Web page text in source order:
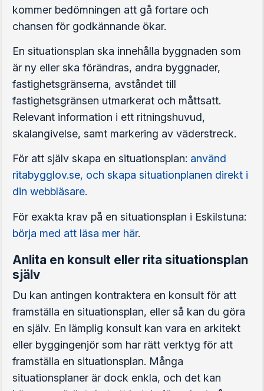
kommer bedömningen att gå fortare och
chansen för godkännande ökar.
En situationsplan ska innehålla byggnaden som
är ny eller ska förändras, andra byggnader,
fastighetsgränserna, avståndet till
fastighetsgränsen utmarkerat och måttsatt.
Relevant information i ett ritningshuvud,
skalangivelse, samt markering av väderstreck.
För att själv skapa en situationsplan: använd
ritabygglov.se, och skapa situationplanen direkt i
din webbläsare.
För exakta krav på en situationsplan i Eskilstuna:
börja med att läsa mer här.
Anlita en konsult eller rita situationsplan
själv
Du kan antingen kontraktera en konsult för att
framställa en situationsplan, eller så kan du göra
en själv. En lämplig konsult kan vara en arkitekt
eller byggingenjör som har rätt verktyg för att
framställa en situationsplan. Många
situationsplaner är dock enkla, och det kan